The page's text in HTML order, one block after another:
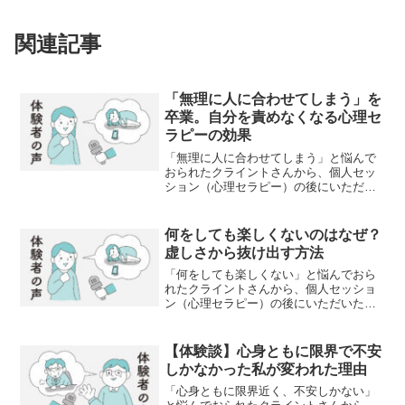
関連記事
「無理に人に合わせてしまう」を
卒業。自分を責めなくなる心理セ
ラピーの効果
「無理に人に合わせてしまう」と悩んで
おられたクライントさんから、個人セッ
ション（心理セラピー）の後にいただい
す。○月△日に、個人セッションを受けま
した、福岡県在住の●●...
何をしても楽しくないのはなぜ？
虚しさから抜け出す方法
「何をしても楽しくない」と悩んでおら
れたクライントさんから、個人セッショ
ン（心理セラピー）の後にいただいた感
とうございました。心理の世界を６年ほ
ど散策し、母との依存関係...
【体験談】心身ともに限界で不安
しかなかった私が変われた理由
「心身ともに限界近く、不安しかない」